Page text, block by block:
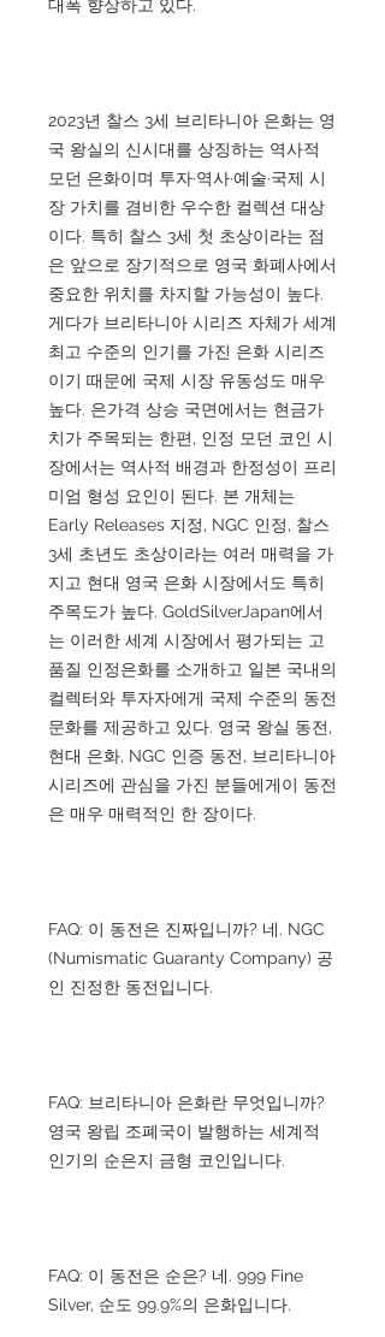
대폭 향상하고 있다.
2023년 찰스 3세 브리타니아 은화는 영
국 왕실의 신시대를 상징하는 역사적
모던 은화이며 투자·역사·예술·국제 시
장 가치를 겸비한 우수한 컬렉션 대상
이다. 특히 찰스 3세 첫 초상이라는 점
은 앞으로 장기적으로 영국 화폐사에서
중요한 위치를 차지할 가능성이 높다.
게다가 브리타니아 시리즈 자체가 세계
최고 수준의 인기를 가진 은화 시리즈
이기 때문에 국제 시장 유동성도 매우
높다. 은가격 상승 국면에서는 현금가
치가 주목되는 한편, 인정 모던 코인 시
장에서는 역사적 배경과 한정성이 프리
미엄 형성 요인이 된다. 본 개체는
Early Releases 지정, NGC 인정, 찰스
3세 초년도 초상이라는 여러 매력을 가
지고 현대 영국 은화 시장에서도 특히
주목도가 높다. GoldSilverJapan에서
는 이러한 세계 시장에서 평가되는 고
품질 인정은화를 소개하고 일본 국내의
컬렉터와 투자자에게 국제 수준의 동전
문화를 제공하고 있다. 영국 왕실 동전,
현대 은화, NGC 인증 동전, 브리타니아
시리즈에 관심을 가진 분들에게이 동전
은 매우 매력적인 한 장이다.
FAQ: 이 동전은 진짜입니까? 네. NGC
(Numismatic Guaranty Company) 공
인 진정한 동전입니다.
FAQ: 브리타니아 은화란 무엇입니까?
영국 왕립 조폐국이 발행하는 세계적
인기의 순은지 금형 코인입니다.
FAQ: 이 동전은 순은? 네. 999 Fine
Silver, 순도 99.9%의 은화입니다.